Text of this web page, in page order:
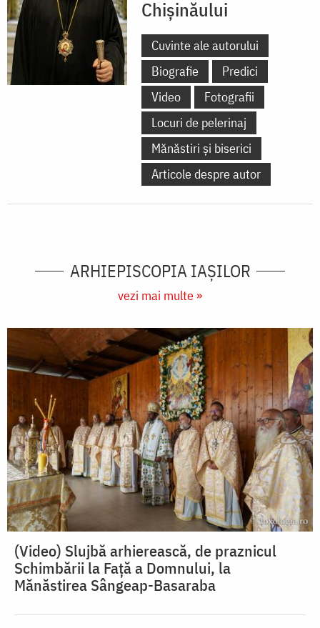
Chișinăului
Cuvinte ale autorului
Biografie
Predici
Video
Fotografii
Locuri de pelerinaj
Mănăstiri și biserici
Articole despre autor
ARHIEPISCOPIA IAŞILOR
vezi mai multe »
(Video) Slujbă arhierească, de praznicul
Schimbării la Față a Domnului, la
Mănăstirea Sângeap-Basaraba